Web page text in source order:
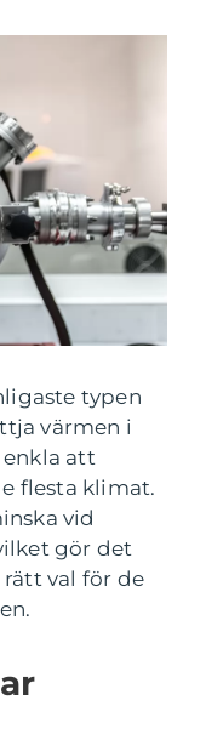
typen
värmen i
att
flesta klimat.
vid
gör det
val för de